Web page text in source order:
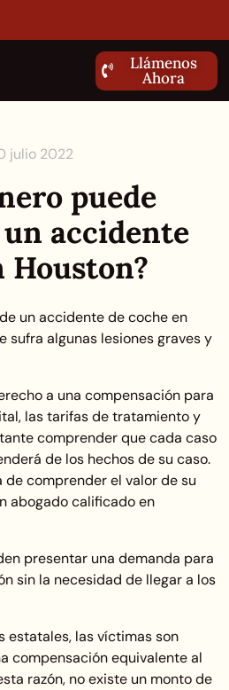
Llámenos
Ahora
julio 2022
puede
accidente
Houston?
un accidente de coche en
sufra algunas lesiones graves y
a una compensación para
las tarifas de tratamiento y
comprender que cada caso
de los hechos de su caso.
de comprender el valor de su
abogado calificado en
presentar una demanda para
sin la necesidad de llegar a los
estatales, las víctimas son
compensación equivalente al
razón, no existe un monto de